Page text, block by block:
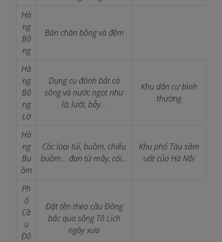
Hà
ng
Bô
ng
Bán chăn bông và đệm
Hà
ng
Bô
ng
Lờ
Dụng cụ đánh bắt cá
sông và nước ngọt như
lờ, lưới, bẫy...
Khu dân cư bình
thường
Hà
ng
Bu
ồm
Các loại túi, buồm, chiếu
buồm... đan từ mây, cói...
Khu phố Tàu sầm
uất của Hà Nội
Ph
ố
Cầ
u
Đô
Đặt tên theo cầu Đông
bắc qua sông Tô Lịch
ngày xưa